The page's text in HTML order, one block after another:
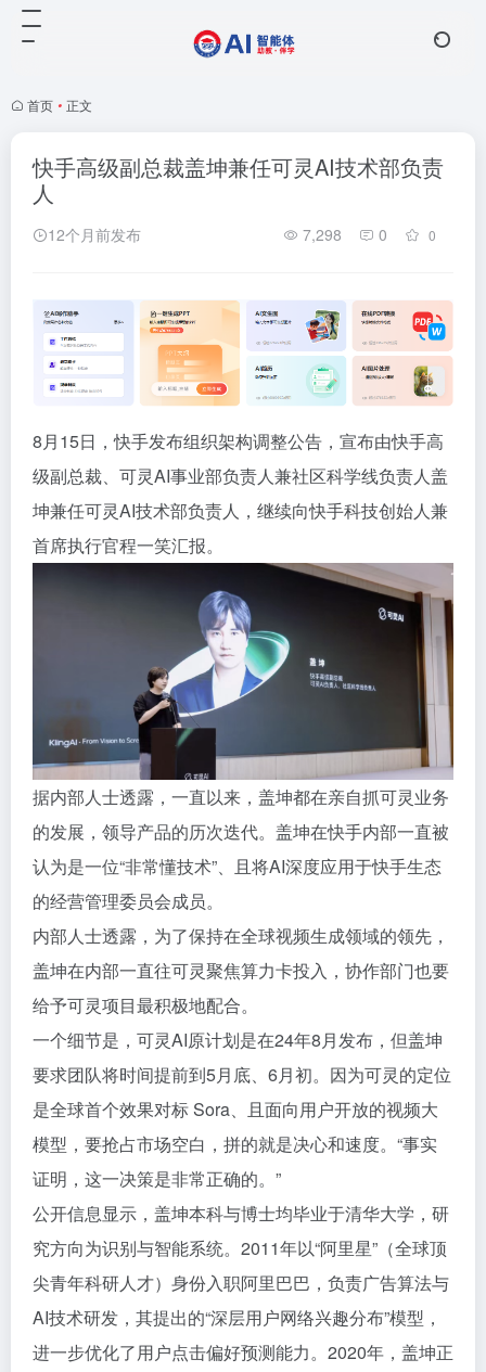
首页 • 正文
快手高级副总裁盖坤兼任可灵AI技术部负责
人
12个月前发布 7,298 0 0
8月15日，快手发布组织架构调整公告，宣布由快手高
级副总裁、可灵AI事业部负责人兼社区科学线负责人盖
坤兼任可灵AI技术部负责人，继续向快手科技创始人兼
首席执行官程一笑汇报。
据内部人士透露，一直以来，盖坤都在亲自抓可灵业务
的发展，领导产品的历次迭代。盖坤在快手内部一直被
认为是一位“非常懂技术”、且将AI深度应用于快手生态
的经营管理委员会成员。
内部人士透露，为了保持在全球视频生成领域的领先，
盖坤在内部一直往可灵聚焦算力卡投入，协作部门也要
给予可灵项目最积极地配合。
一个细节是，可灵AI原计划是在24年8月发布，但盖坤
要求团队将时间提前到5月底、6月初。因为可灵的定位
是全球首个效果对标 Sora、且面向用户开放的视频大
模型，要抢占市场空白，拼的就是决心和速度。“事实
证明，这一决策是非常正确的。”
公开信息显示，盖坤本科与博士均毕业于清华大学，研
究方向为识别与智能系统。2011年以“阿里星”（全球顶
尖青年科研人才）身份入职阿里巴巴，负责广告算法与
AI技术研发，其提出的“深层用户网络兴趣分布”模型，
进一步优化了用户点击偏好预测能力。2020年，盖坤正